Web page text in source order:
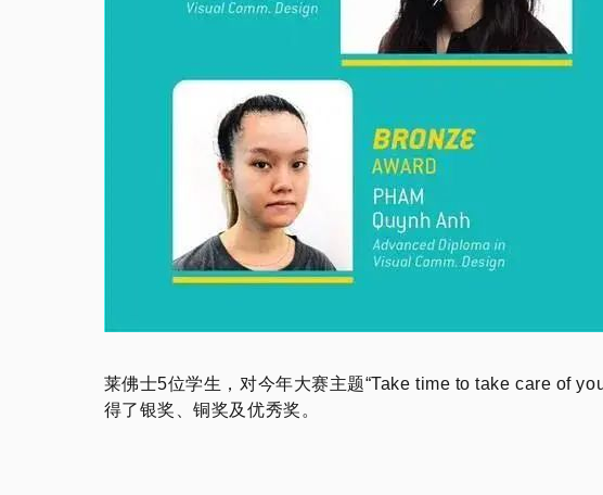
莱佛士5位学生，对今年大赛主题“Take time to take care of
得了银奖、铜奖及优秀奖。